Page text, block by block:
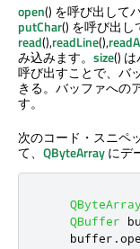
open() を呼び出して
putChar() を呼び出し
read(),readLine(),
み込みます。 size()
呼び出すことで、バ
きる。バッファへの
す。
次のコード・スニペ
て、 QByteArrayにデ
QByteArray
QBuffer
    buffer
.